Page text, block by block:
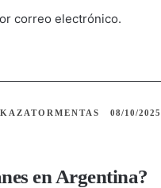
correo electrónico.
KAZATORMENTAS 08/10/2025
en Argentina?